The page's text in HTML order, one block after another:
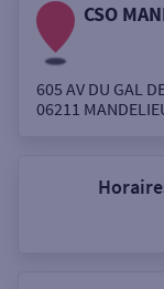
CSO
605 AV DU GAL
06211